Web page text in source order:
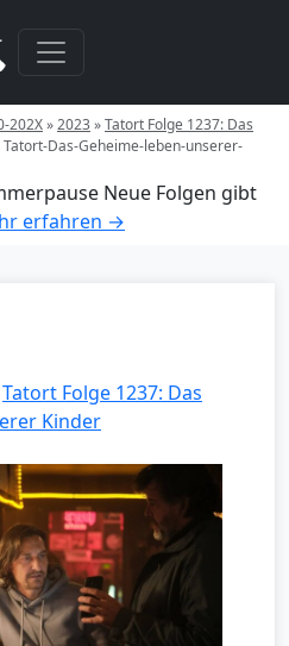
202X»2023»Tatort Folge 1237: Das
Tatort-Das-Geheime-leben-unserer-
Neue Folgen gibt
erfahren →
Tatort Folge 1237: Das
Kinder